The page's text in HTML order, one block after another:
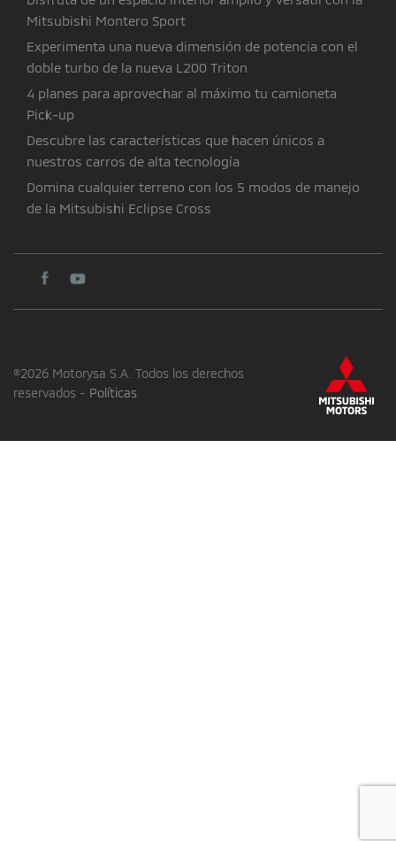
Mitsubishi Montero Sport
Experimenta una nueva dimensión de potencia con el
doble turbo de la nueva L200 Triton
4 planes para aprovechar al máximo tu camioneta
Pick-up
Descubre las características que hacen únicos a
nuestros carros de alta tecnología
Domina cualquier terreno con los 5 modos de manejo
de la Mitsubishi Eclipse Cross
©2026 Motorysa S.A. Todos los derechos
reservados - Políticas